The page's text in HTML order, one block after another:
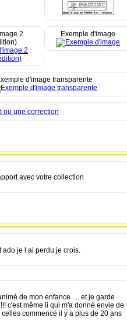
2
Exemple d'image
d'image transparente
ou une correction
avec votre collection
ado je l ai perdu je crois.
de mon enfance .... et je garde
c'est même li qui m'a donné envie de
commencé il y a plus de 20 ans